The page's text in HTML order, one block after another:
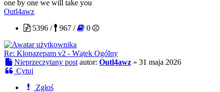
one by one we will take you
Outl4awz
5396 /
967 / 0
Re: Klonazepam v2 - Wątek Ogólny
Nieprzeczytany post autor: Outl4awz» 31 maja 2026
Cytuj
Zgłoś